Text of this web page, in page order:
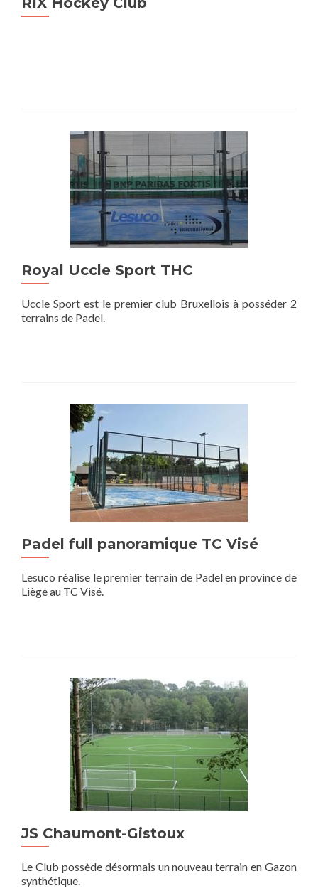
Royal Uccle Sport THC
Uccle Sport est le premier club Bruxellois à posséder 2
terrains de Padel.
Padel full panoramique TC Visé
Lesuco réalise le premier terrain de Padel en province de
Liège au TC Visé.
JS Chaumont-Gistoux
Le Club possède désormais un nouveau terrain en Gazon
synthétique.